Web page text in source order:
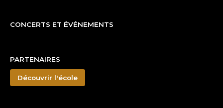
CONCERTS ET ÉVÉNEMENTS
PARTENAIRES
Découvrir l'école